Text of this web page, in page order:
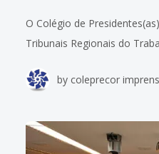
O Colégio de
Tribunais Regionais do
presidente do Tribunal
by coleprecor